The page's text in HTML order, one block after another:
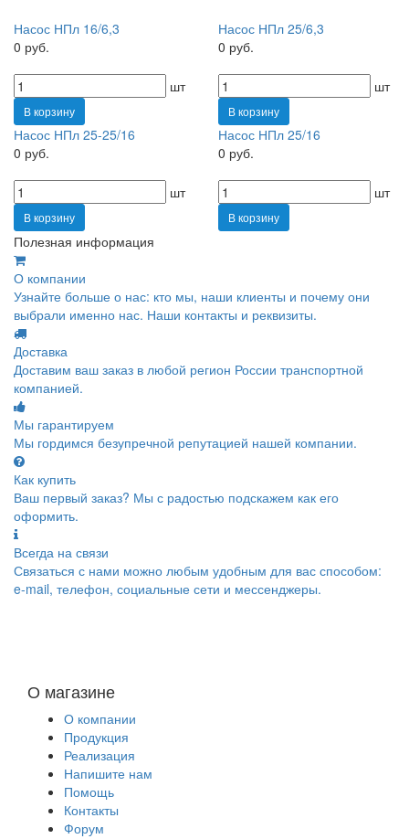
Насос НПл 16/6,3
0 руб.
шт
В корзину
Насос НПл 25/6,3
0 руб.
шт
В корзину
Насос НПл 25-25/16
0 руб.
шт
В корзину
Насос НПл 25/16
0 руб.
шт
В корзину
Полезная информация
О компании
Узнайте больше о нас: кто мы, наши клиенты и почему они
выбрали именно нас. Наши контакты и реквизиты.
Доставка
Доставим ваш заказ в любой регион России транспортной
компанией.
Мы гарантируем
Мы гордимся безупречной репутацией нашей компании.
Как купить
Ваш первый заказ? Мы с радостью подскажем как его
оформить.
Всегда на связи
Связаться с нами можно любым удобным для вас способом:
e-mail, телефон, социальные сети и мессенджеры.
О магазине
О компании
Продукция
Реализация
Напишите нам
Помощь
Контакты
Форум